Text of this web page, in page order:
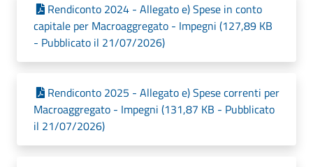
Rendiconto 2024 - Allegato e) Spese in conto
capitale per Macroaggregato - Impegni (127,89 KB
- Pubblicato il 21/07/2026)
Rendiconto 2025 - Allegato e) Spese correnti per
Macroaggregato - Impegni (131,87 KB - Pubblicato
il 21/07/2026)